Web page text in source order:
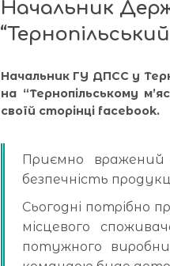
Начальник
Начальник ГУ ДПСС у
на “Тернопільському
своїй сторінці facebook.
Приємно
безпечність
Сьогодні потрібно
місцевого
потужного